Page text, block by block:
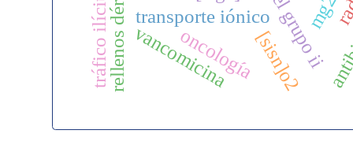
transporte iónico
[sisn]o2
vancomicina
tráfico ilícito oncología